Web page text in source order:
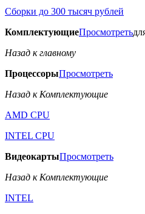
Сборки до 300 тысяч рублей
КомплектующиеПросмотреть
Назад к главному
ПроцессорыПросмотреть
Назад к Комплектующие
AMD CPU
INTEL CPU
ВидеокартыПросмотреть
Назад к Комплектующие
INTEL